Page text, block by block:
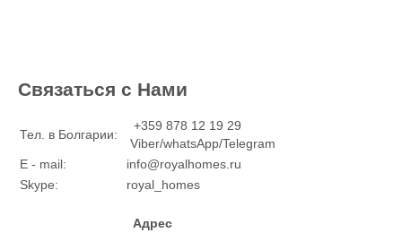
Связаться с Нами
Тел. в Болгарии:
+359 878 12 19 29
Viber/whatsApp/Telegram
E - mail:
info@royalhomes.ru
Skype:
royal_homes
Адрес